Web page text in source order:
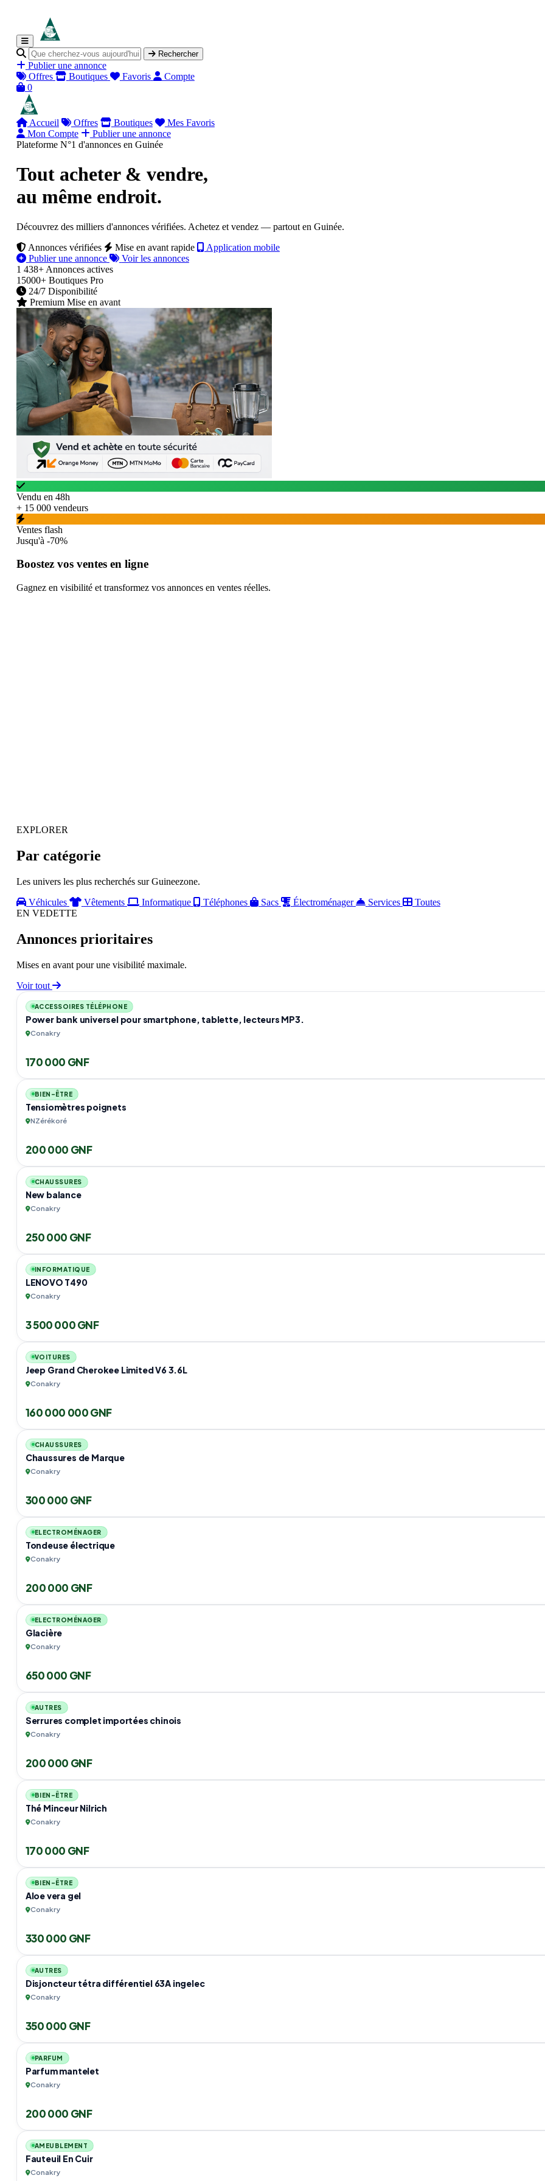
Rechercher
Publier une annonce
Offres
Boutiques Favoris
Compte
0
Accueil Offres Boutiques
Mes Favoris
Mon Compte
Publier une annonce
Plateforme N°1 d'annonces en Guinée
Tout acheter & vendre,
au même endroit.
Découvrez des milliers d'annonces vérifiées. Achetez et vendez — partout en Guinée.
Annonces vérifiées
Mise en avant rapide
Application mobile
Publier une annonce
Voir les annonces
1 438+ Annonces actives
15000+ Boutiques Pro
24/7 Disponibilité
Premium Mise en avant
Vendu en 48h
+ 15 000 vendeurs
Ventes flash
Jusqu'à -70%
Boostez vos ventes en ligne
Gagnez en visibilité et transformez vos annonces en ventes réelles.
EXPLORER
Par catégorie
Les univers les plus recherchés sur Guineezone.
Véhicules
Vêtements Informatique Téléphones Sacs Électroménager Services
Toutes
EN VEDETTE
Annonces prioritaires
Mises en avant pour une visibilité maximale.
Voir tout
ACCESSOIRES TÉLÉPHONE
Power bank universel pour smartphone, tablette, lecteurs MP3.
Conakry
170 000 GNF
BIEN-ÊTRE
Tensiomètres poignets
NZérékoré
200 000 GNF
CHAUSSURES
New balance
Conakry
250 000 GNF
INFORMATIQUE
LENOVO T490
Conakry
3 500 000 GNF
VOITURES
Jeep Grand Cherokee Limited V6 3.6L
Conakry
160 000 000 GNF
CHAUSSURES
Chaussures de Marque
Conakry
300 000 GNF
ELECTROMÉNAGER
Tondeuse électrique
Conakry
200 000 GNF
ELECTROMÉNAGER
Glacière
Conakry
650 000 GNF
AUTRES
Serrures complet importées chinois
Conakry
200 000 GNF
BIEN-ÊTRE
Thé Minceur Nilrich
Conakry
170 000 GNF
BIEN-ÊTRE
Aloe vera gel
Conakry
330 000 GNF
AUTRES
Disjoncteur tétra différentiel 63A ingelec
Conakry
350 000 GNF
PARFUM
Parfum mantelet
Conakry
200 000 GNF
AMEUBLEMENT
Fauteuil En Cuir
Conakry